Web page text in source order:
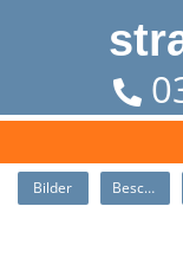
Bilder Beschreibung